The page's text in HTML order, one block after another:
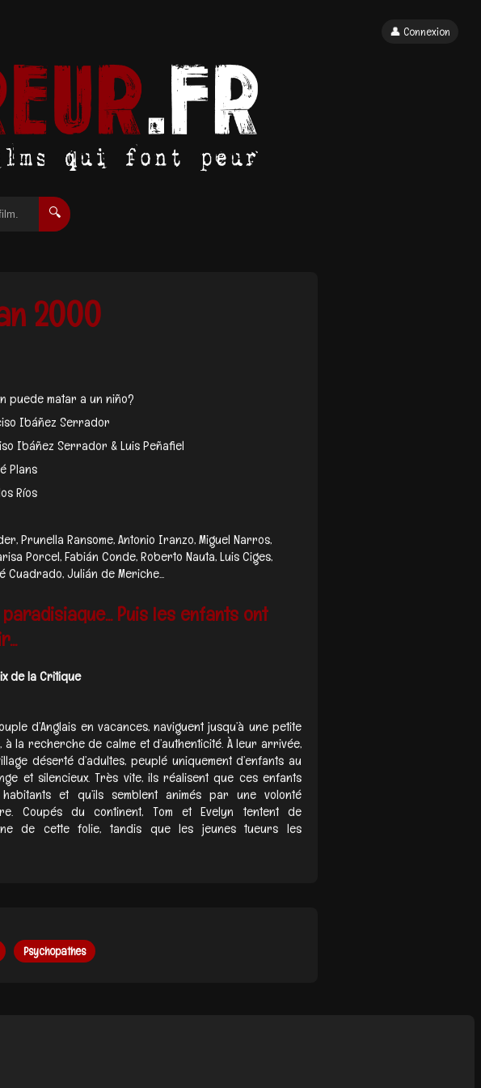
🔍
👤 Connexion
2000
puede matar a un niño?
Ibáñez Serrador
Ibáñez Serrador & Luis Peñafiel
Plans
Ríos
Prunella Ransome, Antonio Iranzo, Miguel Narros,
Porcel, Fabián Conde, Roberto Nauta, Luis Ciges,
Cuadrado, Julián de Meriche...
Puis les enfants ont
de la Critique
d’Anglais en vacances, naviguent jusqu’à une petite
à la recherche de calme et d’authenticité. À leur arrivée,
déserté d’adultes, peuplé uniquement d’enfants au
et silencieux. Très vite, ils réalisent que ces enfants
et qu’ils semblent animés par une volonté
Coupés du continent, Tom et Evelyn tentent de
de cette folie, tandis que les jeunes tueurs les
Psychopathes